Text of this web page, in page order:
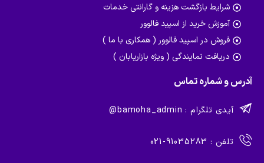
شرایط بازگشت هزینه و گارانتی خدمات
آموزش خرید از اسپید فالوور
فروش در اسپید فالوور ( همکاری با ما )
دریافت نمایندگی ( ویژه بازاریابان )
آدرس و شماره تماس
آیدی تلگرام : bamoha_admin@
تلفن : 91035283-021